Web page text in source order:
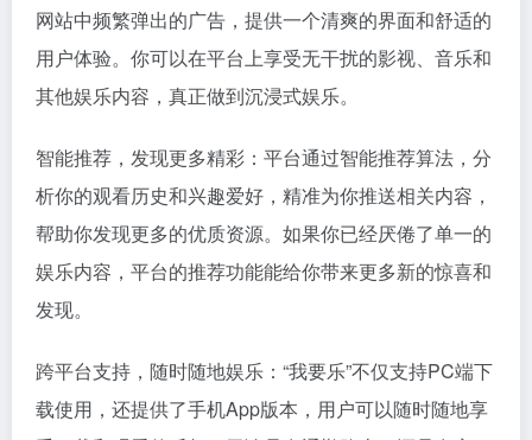
网站中频繁弹出的广告，提供一个清爽的界面和舒适的
用户体验。你可以在平台上享受无干扰的影视、音乐和
其他娱乐内容，真正做到沉浸式娱乐。
智能推荐，发现更多精彩：平台通过智能推荐算法，分
析你的观看历史和兴趣爱好，精准为你推送相关内容，
帮助你发现更多的优质资源。如果你已经厌倦了单一的
娱乐内容，平台的推荐功能能给你带来更多新的惊喜和
发现。
跨平台支持，随时随地娱乐：“我要乐”不仅支持PC端下
载使用，还提供了手机App版本，用户可以随时随地享